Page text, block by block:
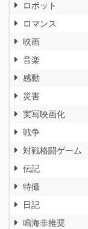
ロボット
ロマンス
映画
音楽
感動
災害
実写映画化
戦争
対戦格闘ゲーム
伝記
特撮
日記
鳴海非推奨